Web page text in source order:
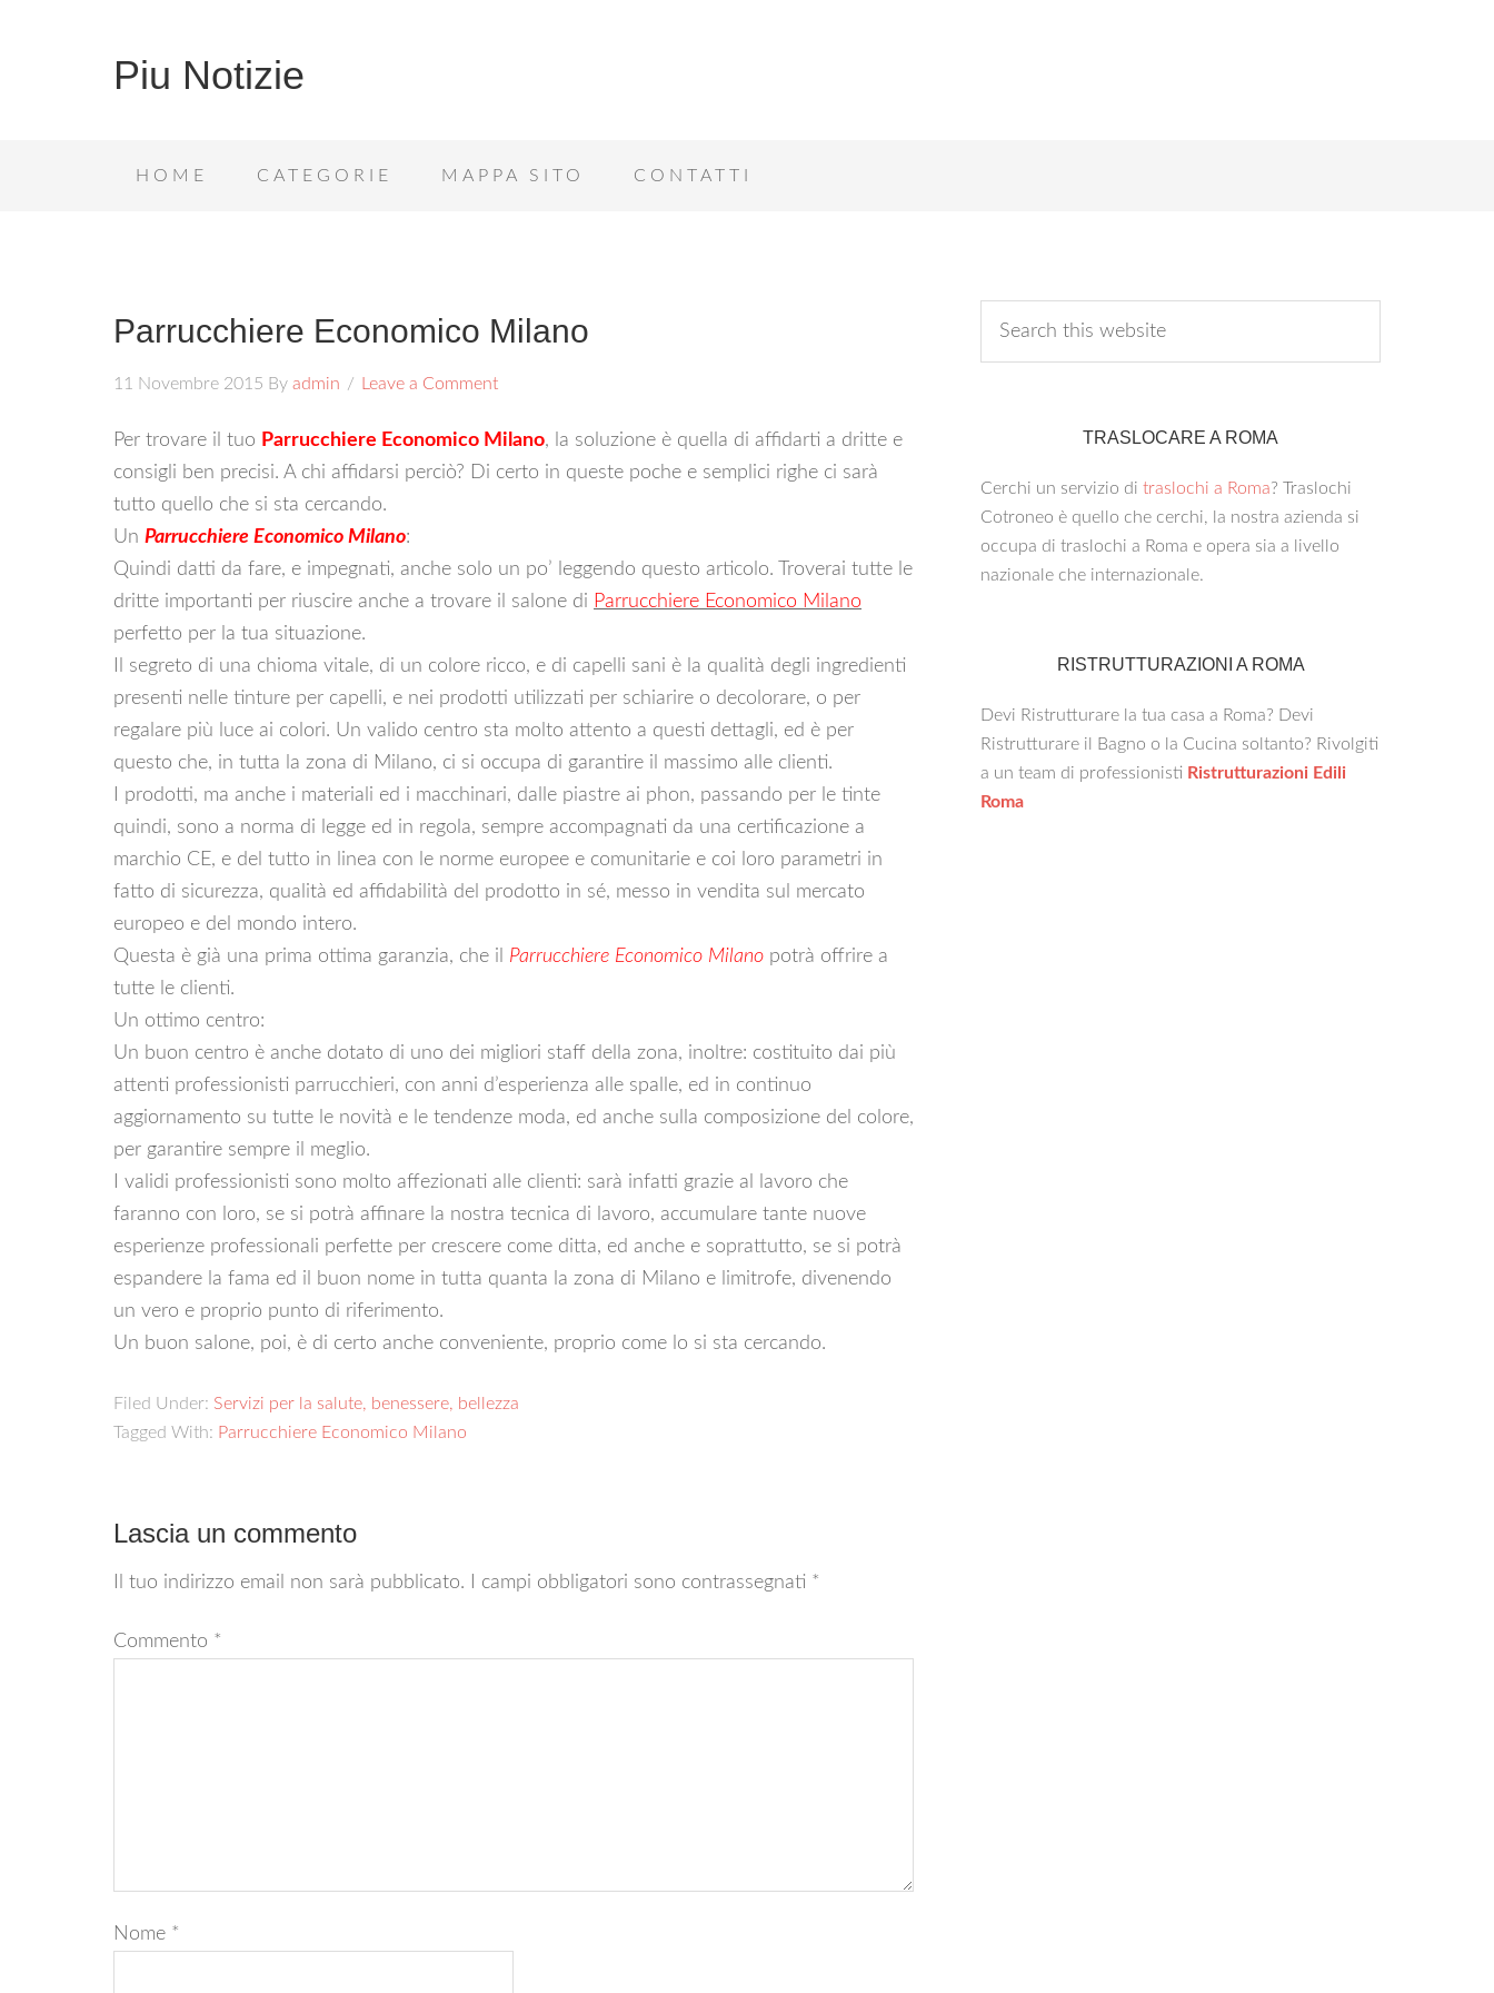
Piu Notizie
HOME CATEGORIE MAPPA SITO CONTATTI
Parrucchiere Economico Milano
11 Novembre 2015 By admin Leave a Comment
Per trovare il tuo Parrucchiere Economico Milano, la soluzione è quella di affidarti a dritte e
consigli ben precisi. A chi affidarsi perciò? Di certo in queste poche e semplici righe ci sarà
tutto quello che si sta cercando.
Un Parrucchiere Economico Milano:
Quindi datti da fare, e impegnati, anche solo un po’ leggendo questo articolo. Troverai tutte le
dritte importanti per riuscire anche a trovare il salone di Parrucchiere Economico Milano
perfetto per la tua situazione.
Il segreto di una chioma vitale, di un colore ricco, e di capelli sani è la qualità degli ingredienti
presenti nelle tinture per capelli, e nei prodotti utilizzati per schiarire o decolorare, o per
regalare più luce ai colori. Un valido centro sta molto attento a questi dettagli, ed è per
questo che, in tutta la zona di Milano, ci si occupa di garantire il massimo alle clienti.
I prodotti, ma anche i materiali ed i macchinari, dalle piastre ai phon, passando per le tinte
quindi, sono a norma di legge ed in regola, sempre accompagnati da una certificazione a
marchio CE, e del tutto in linea con le norme europee e comunitarie e coi loro parametri in
fatto di sicurezza, qualità ed affidabilità del prodotto in sé, messo in vendita sul mercato
europeo e del mondo intero.
Questa è già una prima ottima garanzia, che il Parrucchiere Economico Milano potrà offrire a
tutte le clienti.
Un ottimo centro:
Un buon centro è anche dotato di uno dei migliori staff della zona, inoltre: costituito dai più
attenti professionisti parrucchieri, con anni d’esperienza alle spalle, ed in continuo
aggiornamento su tutte le novità e le tendenze moda, ed anche sulla composizione del colore,
per garantire sempre il meglio.
I validi professionisti sono molto affezionati alle clienti: sarà infatti grazie al lavoro che
faranno con loro, se si potrà affinare la nostra tecnica di lavoro, accumulare tante nuove
esperienze professionali perfette per crescere come ditta, ed anche e soprattutto, se si potrà
espandere la fama ed il buon nome in tutta quanta la zona di Milano e limitrofe, divenendo
un vero e proprio punto di riferimento.
Un buon salone, poi, è di certo anche conveniente, proprio come lo si sta cercando.
Filed Under: Servizi per la salute, benessere, bellezza
Tagged With: Parrucchiere Economico Milano
Lascia un commento
Il tuo indirizzo email non sarà pubblicato. I campi obbligatori sono contrassegnati *
Commento *
Nome *
TRASLOCARE A ROMA
Cerchi un servizio di traslochi a Roma? Traslochi
Cotroneo è quello che cerchi, la nostra azienda si
occupa di traslochi a Roma e opera sia a livello
nazionale che internazionale.
RISTRUTTURAZIONI A ROMA
Devi Ristrutturare la tua casa a Roma? Devi
Ristrutturare il Bagno o la Cucina soltanto? Rivolgiti
a un team di professionisti Ristrutturazioni Edili
Roma